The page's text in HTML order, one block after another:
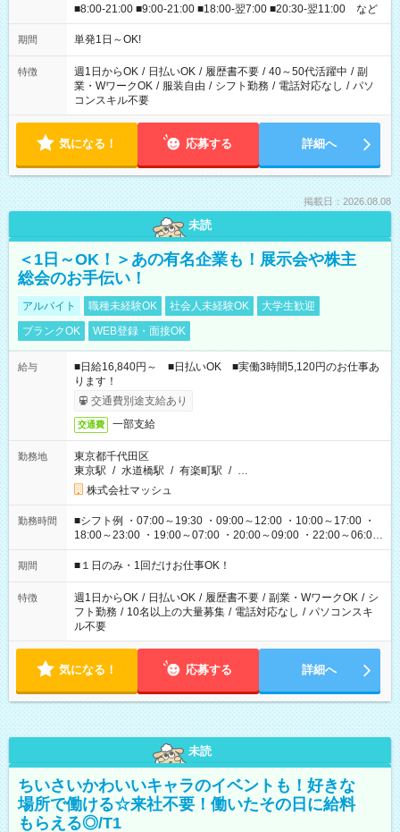
■8:00-21:00 ■9:00-21:00 ■18:00-翌7:00 ■20:30-翌11:00 など
期間 単発1日～OK!
特徴 週1日からOK / 日払いOK / 履歴書不要 / 40～50代活躍中 / 副
業・WワークOK / 服装自由 / シフト勤務 / 電話対応なし / パソ
コンスキル不要
気になる！ 応募する 詳細へ
掲載日：2026.08.08
未読
＜1日～OK！＞あの有名企業も！展示会や株主
総会のお手伝い！
アルバイト 職種未経験OK 社会人未経験OK
大学生歓迎
ブランクOK
WEB登録・面接OK
給与
■日給16,840円～ ■日払いOK ■実働3時間5,120円のお仕事あ
ります！
交通費別途支給あり
交通費 一部支給
勤務地
東京都千代田区
東京駅 / 水道橋駅 / 有楽町駅 / …
株式会社マッシュ
勤務時間
■シフト例 ・07:00～19:30 ・09:00～12:00 ・10:00～17:00 ・
18:00～23:00 ・19:00～07:00 ・20:00～09:00 ・22:00～06:00
etc ★最短で3時間で5,120円のお仕事から 15時間で2万円近く稼
げるお仕事も！ ご希望のお時間に合わせてご紹介！ ※シフトは
ください！
期間 ■１日のみ・1回だけお仕事OK！
特徴 週1日からOK / 日払いOK / 履歴書不要 / 副業・WワークOK / シ
フト勤務 / 10名以上の大量募集 / 電話対応なし / パソコンスキ
ル不要
気になる！ 応募する 詳細へ
未読
ちいさいかわいいキャラのイベントも！好きな
場所で働ける☆来社不要！働いたその日に給料
もらえる◎/T1